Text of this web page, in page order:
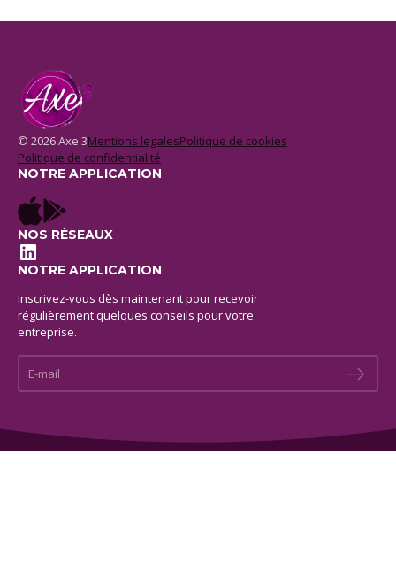
© 2026 Axe 3Mentions legalesPolitique de cookies
Politique de confidentialité
NOTRE APPLICATION
NOS RÉSEAUX
LinkedIn
NOTRE APPLICATION
Inscrivez-vous dès maintenant pour recevoir
régulièrement quelques conseils pour votre
entreprise.